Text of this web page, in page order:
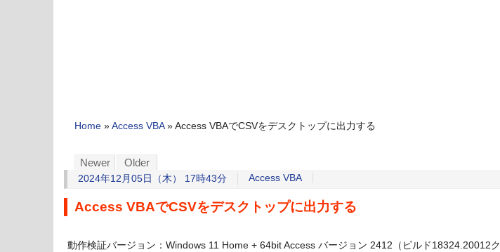
Home » Access VBA» Access VBAでCSVをデスクトップに出力する
Newer Older
2024年12月05日（木） 17時43分 Access VBA
Access VBAでCSVをデスクトップに出力する
動作検証バージョン：Windows 11 Home + 64bit Access バージョン 2412（ビルド18324.20012ク